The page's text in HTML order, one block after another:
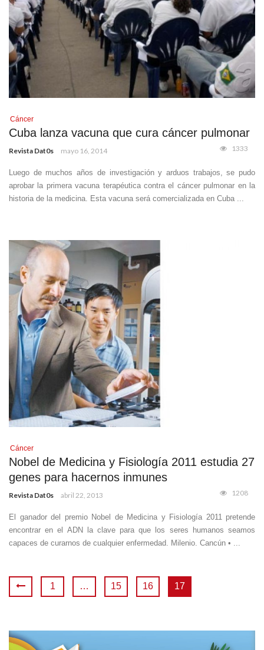
Cáncer
Cuba lanza vacuna que cura cáncer pulmonar
Revista Dat0s mayo 16, 2014 1333
Luego de muchos años de investigación y arduos trabajos, se pudo
aprobar la primera vacuna terapéutica contra el cáncer pulmonar en la
historia de la medicina. Esta vacuna será comercializada en Cuba ...
Cáncer
Nobel de Medicina y Fisiología 2011 estudia 27
genes para hacernos inmunes
Revista Dat0s abril 22, 2013 1208
El ganador del premio Nobel de Medicina y Fisiología 2011 pretende
encontrar en el ADN la clave para que los seres humanos seamos
capaces de curarnos de cualquier enfermedad. Milenio. Cancún • ...
1 … 15 16 17